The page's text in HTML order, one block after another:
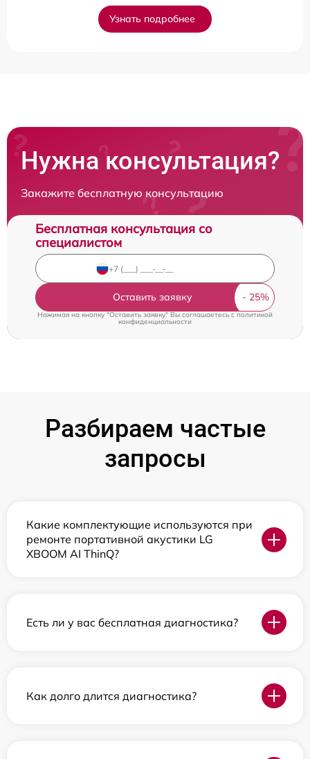
Узнать подробнее
Нужна консультация?
Закажите бесплатную консультацию
Бесплатная консультация со
специалистом
Оставить заявку
Нажимая на кнопку "Оставить заявку" Вы соглашаетесь c политикой
конфиденциальности
Разбираем частые
запросы
Какие комплектующие используются при
ремонте портативной акустики LG
XBOOM AI ThinQ?
Есть ли у вас бесплатная диагностика?
Как долго длится диагностика?